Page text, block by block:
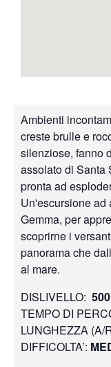
Ambienti
creste brulle e
silenziose, fanno
assolato di Santa
pronta ad
Un'escursione ad
Gemma, per
scoprirne i
panorama che
al mare.
DISLIVELLO:
TEMPO DI
LUNGHEZZA (A/
DIFFICOLTA’: